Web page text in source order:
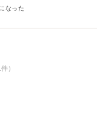
なった
）